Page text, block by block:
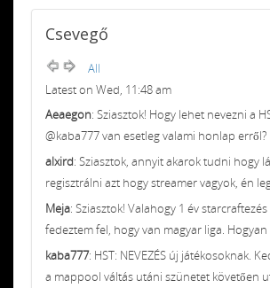
Csevegő
All
Latest on Wed, 11:48 am
Aeaegon: Sziasztok! Hogy lehet nevezni a
@kaba777 van esetleg valami honlap erről?
alxird: Sziasztok, annyit akarok tudni hogy
regisztrálni azt hogy streamer vagyok, én
Meja: Sziasztok! Valahogy 1 év
fedeztem fel, hogy van magyar liga. Hogyan
kaba777: HST: NEVEZÉS új játékosoknak.
a mappool váltás utáni szünetet követően